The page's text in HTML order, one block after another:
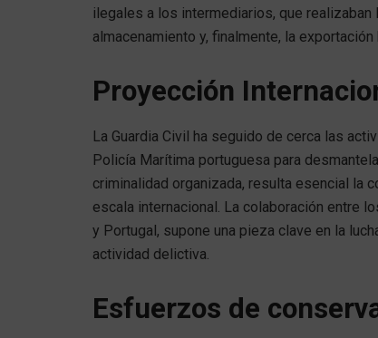
ilegales a los intermediarios, que
almacenamiento y, finalmente, la exportación
Proyección
La Guardia Civil ha seguido de cerca las
Policía Marítima portuguesa para
criminalidad organizada, resulta esencial la
escala internacional. La colaboración entre
y Portugal, supone una pieza clave en la
actividad delictiva.
Esfuerzos de